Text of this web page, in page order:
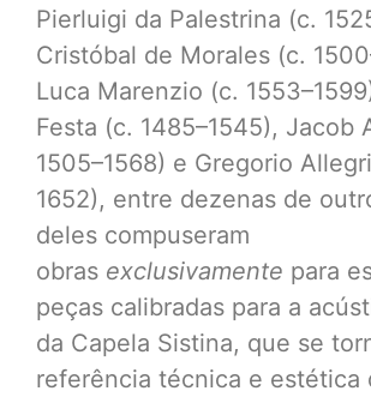
Pierluigi da Palestrina (c.
Cristóbal de Morales (c.
Luca Marenzio (c.
Festa (c. 1485–1545), Jacob
1505–1568) e Gregorio
1652), entre dezenas de
deles compuseram
obras exclusivamente para
peças calibradas para a
da Capela Sistina, que se
referência técnica e estética